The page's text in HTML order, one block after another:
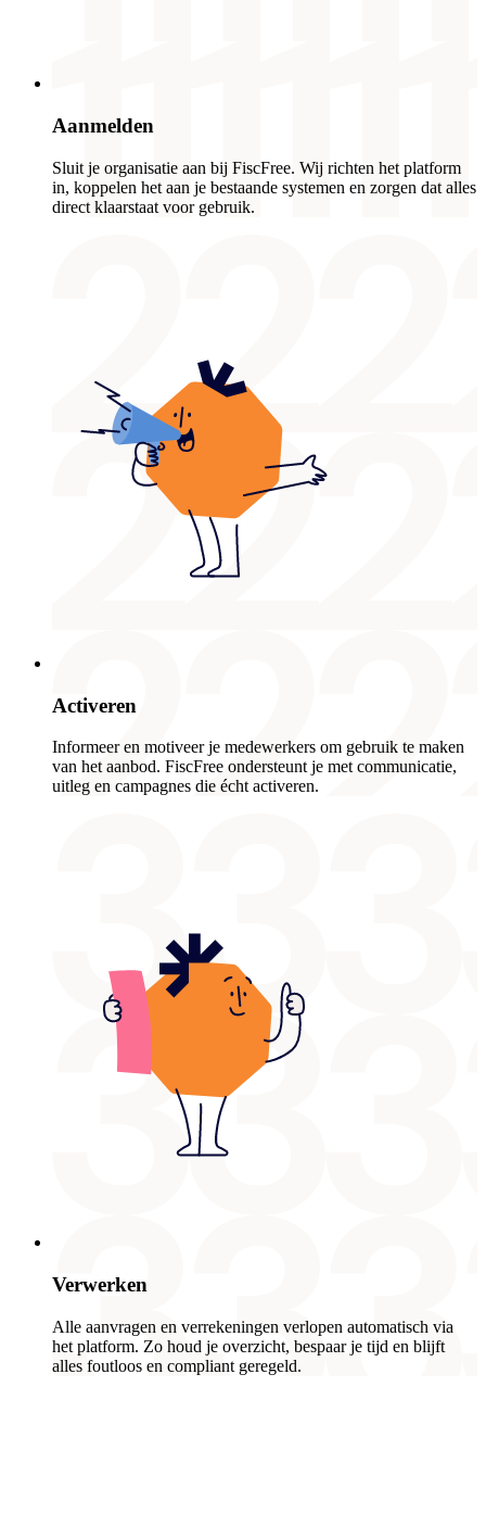
Aanmelden
Sluit je organisatie aan bij FiscFree. Wij richten het platform
in, koppelen het aan je bestaande systemen en zorgen dat alles
direct klaarstaat voor gebruik.
Activeren
Informeer en motiveer je medewerkers om gebruik te maken
van het aanbod. FiscFree ondersteunt je met communicatie,
uitleg en campagnes die écht activeren.
Verwerken
Alle aanvragen en verrekeningen verlopen automatisch via
het platform. Zo houd je overzicht, bespaar je tijd en blijft
alles foutloos en compliant geregeld.